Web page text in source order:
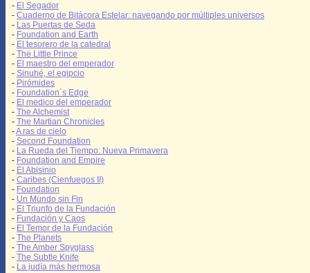
- El Segador
- Cuaderno de Bitácora Estelar: navegando por múltiples universos
- Las Puertas de Seda
- Foundation and Earth
- El tesorero de la catedral
- The Little Prince
- El maestro del emperador
- Sinuhé, el egipcio
- Pirómides
- Foundation´s Edge
- El medico del emperador
- The Alchemist
- The Martian Chronicles
-A ras de cielo
- Second Foundation
- La Rueda del Tiempo: Nueva Primavera
- Foundation and Empire
- El Abisinio
- Caribes (Cienfuegos II)
- Foundation
- Un Mundo sin Fin
- El Triunfo de la Fundación
- Fundación y Caos
- El Temor de la Fundación
- The Planets
- The Amber Spyglass
- The Subtle Knife
- La judía más hermosa